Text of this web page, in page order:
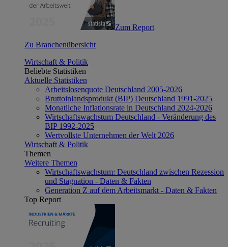
Zum Report
Zu Branchenübersicht
Wirtschaft & Politik
Beliebte Statistiken
Aktuelle Statistiken
Arbeitslosenquote Deutschland 2005-2026
Bruttoinlandsprodukt (BIP) Deutschland 1991-2025
Monatliche Inflationsrate in Deutschland 2024-2026
Wirtschaftswachstum Deutschland - Veränderung des
BIP 1992-2025
Wertvollste Unternehmen der Welt 2026
Wirtschaft & Politik
Themen
Weitere Themen
Wirtschaftswachstum: Deutschland zwischen Rezession
und Stagnation - Daten & Fakten
Generation Z auf dem Arbeitsmarkt - Daten & Fakten
Top Report